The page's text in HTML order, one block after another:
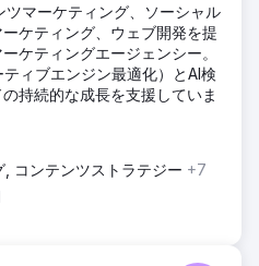
マーケティング、ソーシャル
ケティング、ウェブ開発を提
ケティングエージェンシー。
ィブエンジン最適化）とAI検
持続的な成長を支援していま
コンテンツストラテジー +7